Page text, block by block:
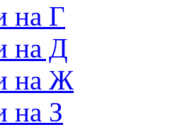
на Г
на Д
на Ж
на З